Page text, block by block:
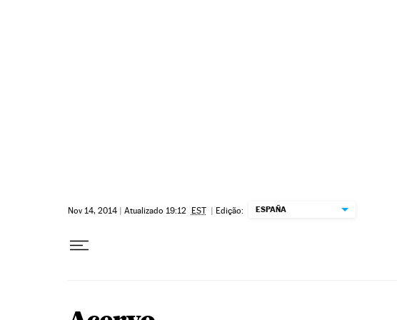
Nov 14, 2014 | Atualizado 19:12 EST | Edição: ESPAÑA